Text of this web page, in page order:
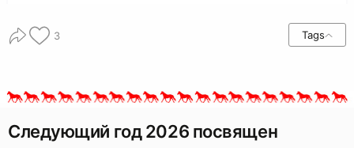
3 Tags
Следующий год 2026 посвящен